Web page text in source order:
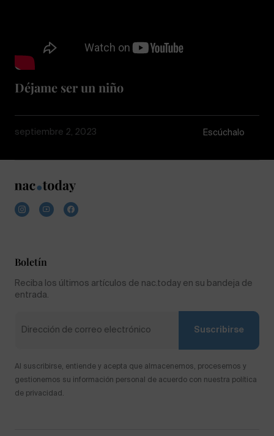
Déjame ser un niño
septiembre 2, 2023 Escúchalo
Boletín
Reciba los últimos artículos de nac.today en su bandeja de
entrada.
Suscribirse
Al suscribirse, entiende y acepta que almacenemos, procesemos y
gestionemos su información personal de acuerdo con nuestra política
de privacidad.